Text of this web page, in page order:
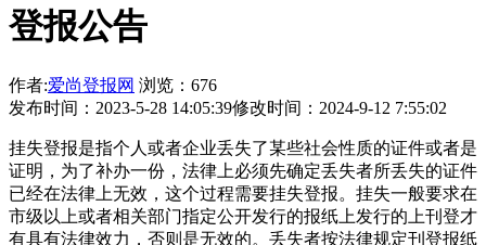
登报公告
作者:爱尚登报网 浏览：676
发布时间：2023-5-28 14:05:39修改时间：2024-9-12 7:55:02
挂失登报是指个人或者企业丢失了某些社会性质的证件或者是
证明，为了补办一份，法律上必须先确定丢失者所丢失的证件
已经在法律上无效，这个过程需要挂失登报。挂失一般要求在
市级以上或者相关部门指定公开发行的报纸上发行的上刊登才
有具有法律效力，否则是无效的。丢失者按法律规定刊登报纸